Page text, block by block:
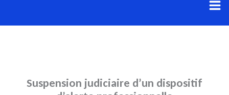
au
Suspension judiciaire d’un dispositif